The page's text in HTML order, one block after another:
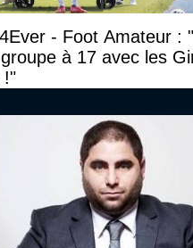
- Foot Amateur :
groupe à 17 avec les
!"